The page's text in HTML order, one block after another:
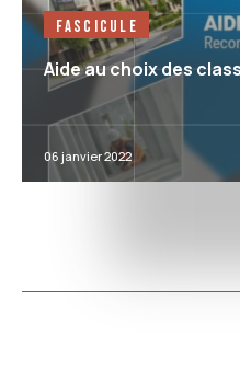
Fascicule
Aide au choix des
06 janvier 2022